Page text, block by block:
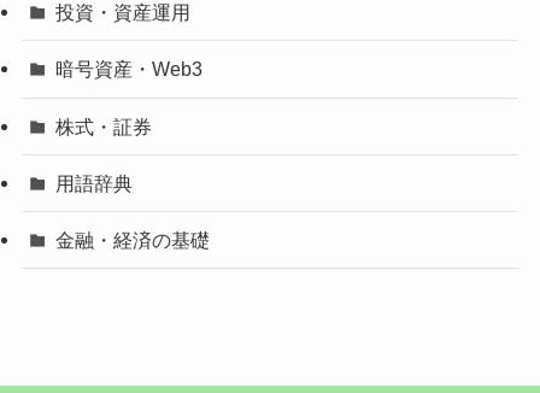
投資・資産運用
暗号資産・Web3
株式・証券
用語辞典
金融・経済の基礎